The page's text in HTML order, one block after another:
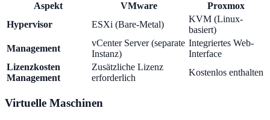
Aspekt VMware
Proxmox
Hypervisor
ESXi (Bare-Metal)
KVM (Linux-
basiert)
Management
vCenter Server (separate
Instanz)
Integriertes Web-
Interface
Lizenzkosten
Management
Zusätzliche Lizenz
erforderlich
Kostenlos enthalten
Virtuelle Maschinen